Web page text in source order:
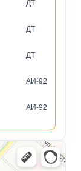
ДТ
ДТ
ДТ
АИ-92
АИ-92